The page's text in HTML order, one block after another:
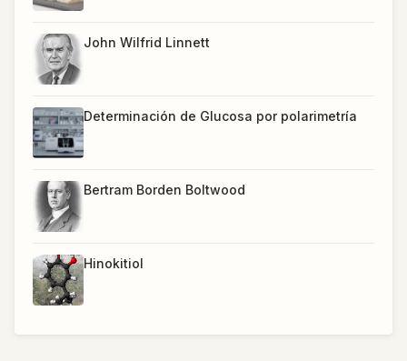
John Wilfrid Linnett
Determinación de Glucosa por polarimetría
Bertram Borden Boltwood
Hinokitiol